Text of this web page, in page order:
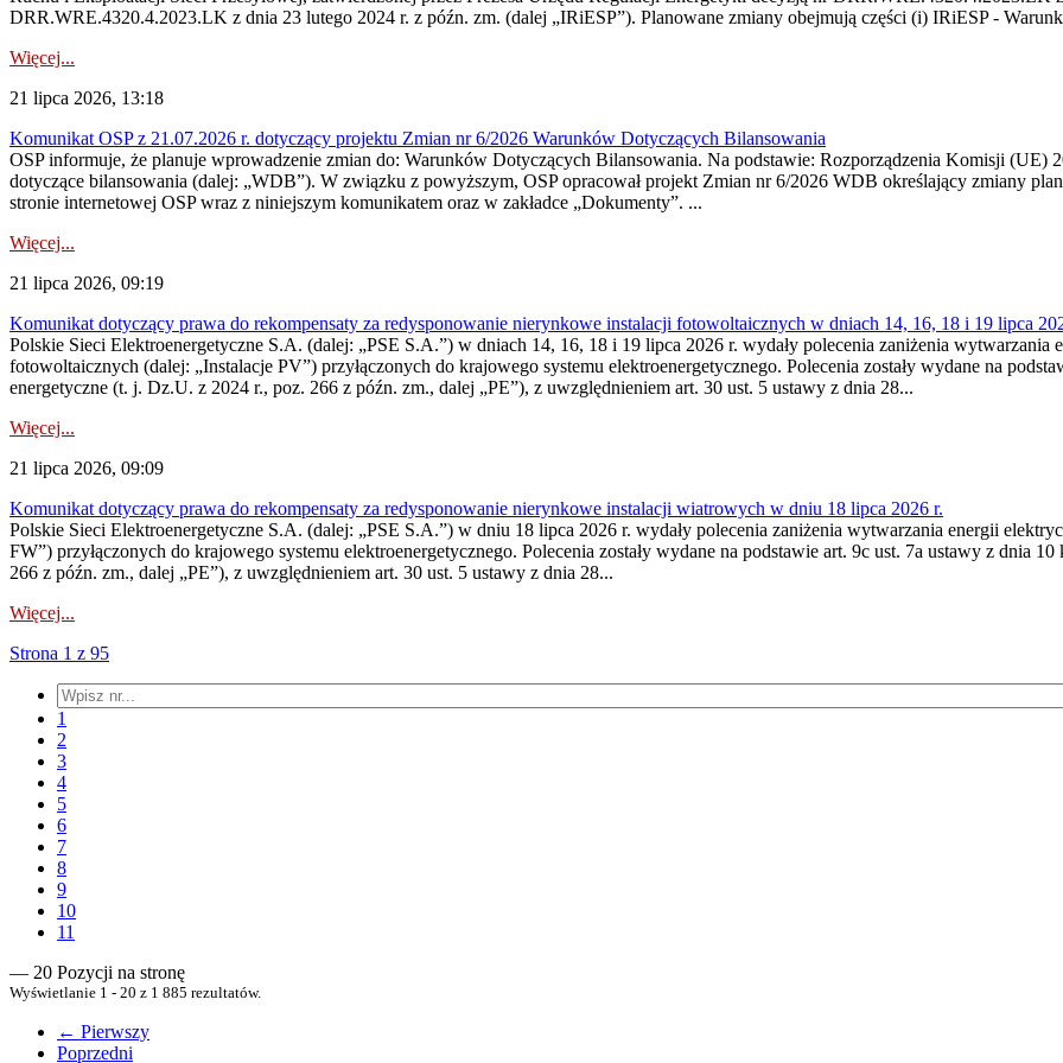
DRR.WRE.4320.4.2023.LK z dnia 23 lutego 2024 r. z późn. zm. (dalej „IRiESP”). Planowane zmiany obejmują części (i) IRiESP -
Więcej...
21 lipca 2026, 13:18
Komunikat OSP z 21.07.2026 r. dotyczący projektu Zmian nr 6/2026 Warunków Dotyczących Bilansowania
OSP informuje, że planuje wprowadzenie zmian do: Warunków Dotyczących Bilansowania. Na podstawie: Rozporządzenia Komisji (UE)
dotyczące bilansowania (dalej: „WDB”). W związku z powyższym, OSP opracował projekt Zmian nr 6/2026 WDB określający zmiany
stronie internetowej OSP wraz z niniejszym komunikatem oraz w zakładce „Dokumenty”. ...
Więcej...
21 lipca 2026, 09:19
Komunikat dotyczący prawa do rekompensaty za redysponowanie nierynkowe instalacji fotowoltaicznych w dniach 14, 16, 18 i 19 lipca
Polskie Sieci Elektroenergetyczne S.A. (dalej: „PSE S.A.”) w dniach 14, 16, 18 i 19 lipca 2026 r. wydały polecenia zaniżenia wytwarzania
fotowoltaicznych (dalej: „Instalacje PV”) przyłączonych do krajowego systemu elektroenergetycznego. Polecenia zostały wydane na
energetyczne (t. j. Dz.U. z 2024 r., poz. 266 z późn. zm., dalej „PE”), z uwzględnieniem art. 30 ust. 5 ustawy z dnia 28...
Więcej...
21 lipca 2026, 09:09
Komunikat dotyczący prawa do rekompensaty za redysponowanie nierynkowe instalacji wiatrowych w dniu 18 lipca 2026 r.
Polskie Sieci Elektroenergetyczne S.A. (dalej: „PSE S.A.”) w dniu 18 lipca 2026 r. wydały polecenia zaniżenia wytwarzania energii
FW”) przyłączonych do krajowego systemu elektroenergetycznego. Polecenia zostały wydane na podstawie art. 9c ust. 7a ustawy z dnia
266 z późn. zm., dalej „PE”), z uwzględnieniem art. 30 ust. 5 ustawy z dnia 28...
Więcej...
Strona 1 z 95
1
2
3
4
5
6
7
8
9
10
11
— 20 Pozycji na stronę
Wyświetlanie 1 - 20 z 1 885 rezultatów.
← Pierwszy
Poprzedni